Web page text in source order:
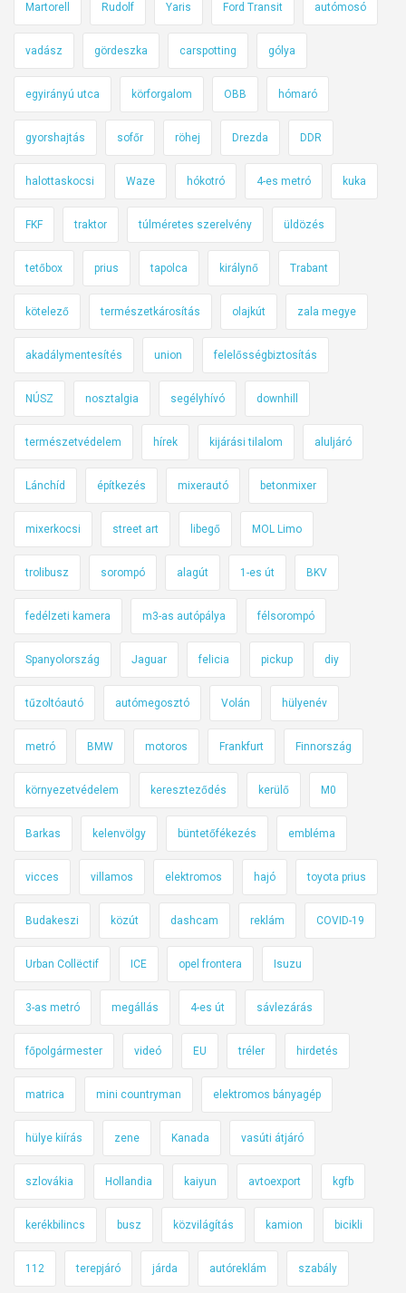
Martorell Rudolf Yaris Ford Transit autómosó
vadász gördeszka carspotting gólya
egyirányú utca körforgalom OBB hómaró
gyorshajtás sofőr röhej Drezda DDR
halottaskocsi Waze hókotró 4-es metró kuka
FKF traktor túlméretes szerelvény üldözés
tetőbox prius tapolca királynő Trabant
kötelező természetkárosítás olajkút zala megye
akadálymentesítés union felelősségbiztosítás
NÚSZ nosztalgia segélyhívó downhill
természetvédelem hírek kijárási tilalom aluljáró
Lánchíd építkezés mixerautó betonmixer
mixerkocsi street art libegő MOL Limo
trolibusz sorompó alagút 1-es út BKV
fedélzeti kamera m3-as autópálya félsorompó
Spanyolország Jaguar felicia pickup diy
tűzoltóautó autómegosztó Volán hülyenév
metró BMW motoros Frankfurt Finnország
környezetvédelem kereszteződés kerülő M0
Barkas kelenvölgy büntetőfékezés embléma
vicces villamos elektromos hajó toyota prius
Budakeszi közút dashcam reklám COVID-19
Urban Collëctif ICE opel frontera Isuzu
3-as metró megállás 4-es út sávlezárás
főpolgármester videó EU tréler hirdetés
matrica mini countryman elektromos bányagép
hülye kiírás zene Kanada vasúti átjáró
szlovákia Hollandia kaiyun avtoexport kgfb
kerékbilincs busz közvilágítás kamion bicikli
112 terepjáró járda autóreklám szabály